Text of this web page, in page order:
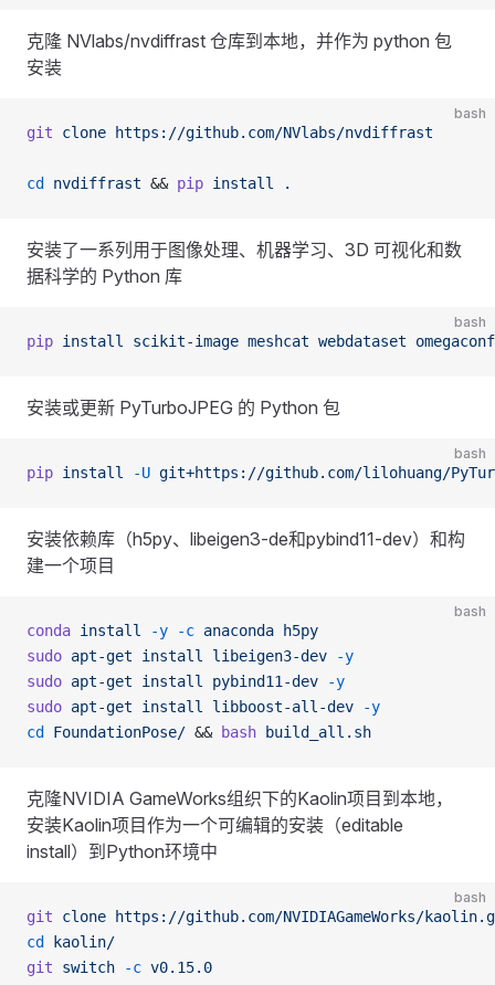
克隆 NVlabs/nvdiffrast 仓库到本地，并作为 python 包
安装
bash
git clone https://github.com/NVlabs/nvdiffrast
cd nvdiffrast && pip install .
安装了一系列用于图像处理、机器学习、3D 可视化和数
据科学的 Python 库
bash
pip install scikit-image meshcat webdataset omegaconf
安装或更新 PyTurboJPEG 的 Python 包
bash
pip install -U git+https://github.com/lilohuang/
安装依赖库（h5py、libeigen3-de和pybind11-dev）和构
建一个项目
bash
conda install -y -c anaconda h5py
sudo apt-get install libeigen3-dev -y
sudo apt-get install pybind11-dev -y
sudo apt-get install libboost-all-dev -y
cd
FoundationPose/ && bash build_all.sh
克隆NVIDIA GameWorks组织下的Kaolin项目到本地，
安装Kaolin项目作为一个可编辑的安装（editable
install）到Python环境中
bash
git clone https://github.com/NVIDIAGameWorks/
cd
kaolin/
git switch -c v0.15.0